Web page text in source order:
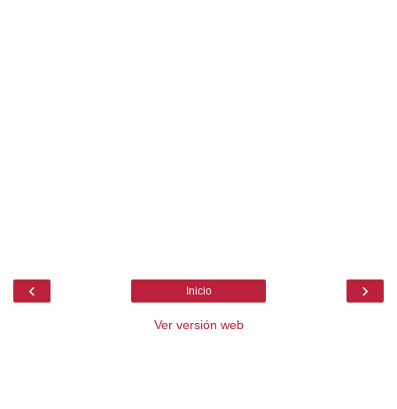
‹ ›
Inicio
Ver versión web